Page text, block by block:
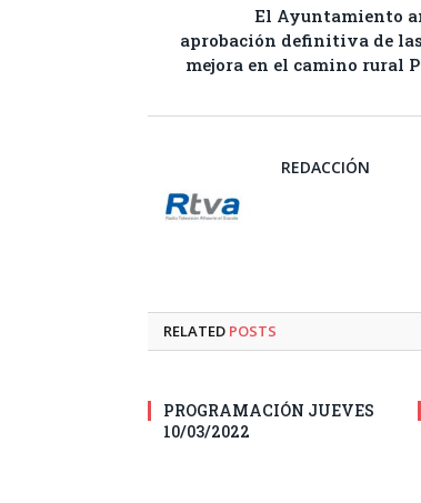
El Ayuntamiento
aprobación definitiva de
mejora en el camino rural
REDACCIÓN
RELATED POSTS
PROGRAMACIÓN JUEVES
10/03/2022